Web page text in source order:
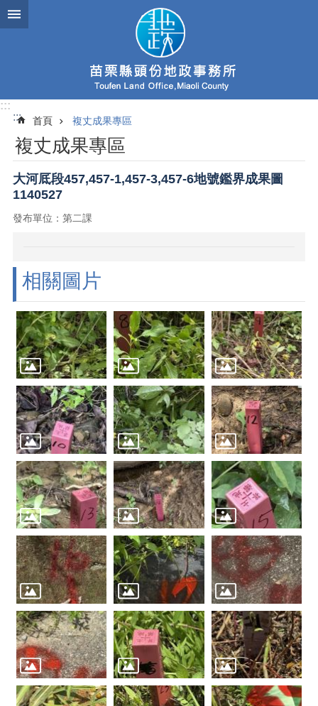
跳到主要內容區塊
:::
:::
首頁 複丈成果專區
複丈成果專區
大河厎段457,457-1,457-3,457-6地號鑑界成果圖
1140527
發布單位：第二課
相關圖片